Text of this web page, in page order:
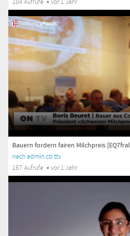
184 Aufrufe
vor 1 Jahr
Bauern fordern fairen Milchpreis
nach admin.cb.ttv
167 Aufrufe
vor 1 Jahr